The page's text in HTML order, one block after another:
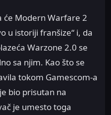
će Modern Warfare 2
u istoriji franšize“ i, da
Warzone 2.0 se
sa njim. Kao što se
tokom Gamescom-a
bio prisutan na
je umesto toga